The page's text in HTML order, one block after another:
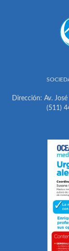
Dirección: Av.
(511)